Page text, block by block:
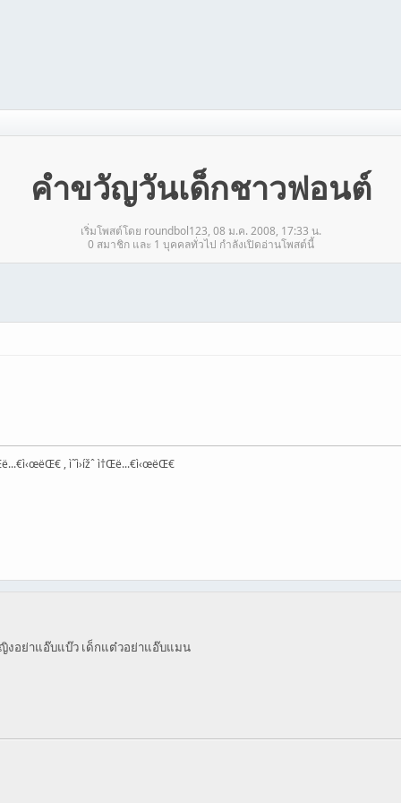
คำขวัญวันเด็กชาวฟอนต์
เริ่มโพสต์โดย roundbol123, 08 ม.ค. 2008, 17:33 น.
0 สมาชิก และ 1 บุคคลทั่วไป กำลังเปิดอ่านโพสต์นี้
, ì˜ì›ížˆ ì†Œë...€ì‹œëŒ€
อย่าแอ๊บแบ๊ว เด็กแต๋วอย่าแอ๊บแมน